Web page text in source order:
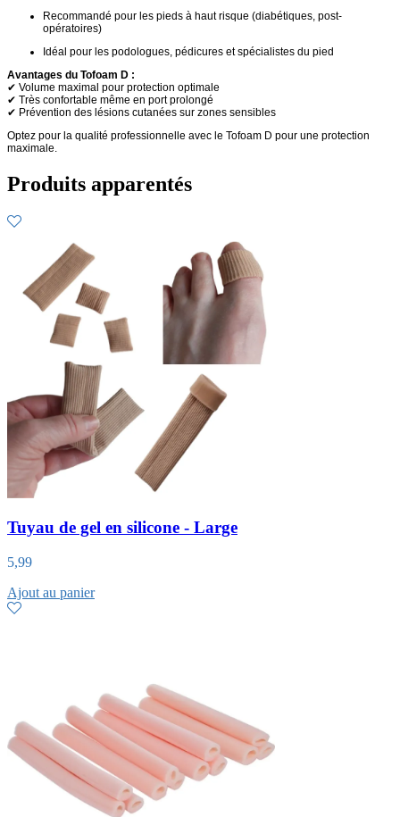
Recommandé pour les pieds à haut risque (diabétiques, post-
opératoires)
Idéal pour les podologues, pédicures et spécialistes du pied
Avantages du Tofoam D :
✔ Volume maximal pour protection optimale
✔ Très confortable même en port prolongé
✔ Prévention des lésions cutanées sur zones sensibles
Optez pour la qualité professionnelle avec le Tofoam D pour une protection
maximale.
Produits apparentés
Tuyau de gel en silicone - Large
5,99
Ajout au panier